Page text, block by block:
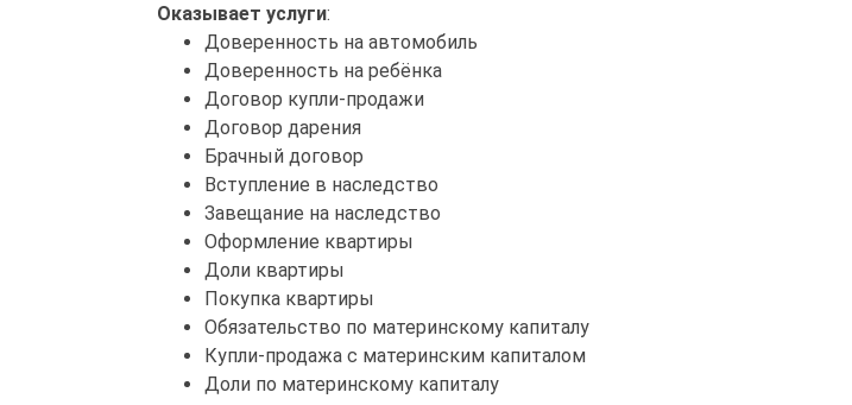
Оказывает услуги:
Доверенность на автомобиль
Доверенность на ребёнка
Договор купли-продажи
Договор дарения
Брачный договор
Вступление в наследство
Завещание на наследство
Оформление квартиры
Доли квартиры
Покупка квартиры
Обязательство по материнскому капиталу
Купли-продажа с материнским капиталом
Доли по материнскому капиталу